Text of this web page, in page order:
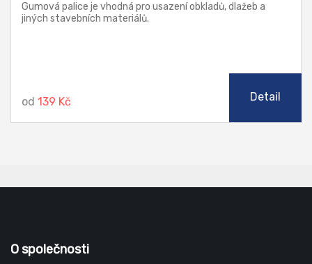
Gumová palice je vhodná pro usazení obkladů, dlažeb a
jiných stavebních materiálů.
od 139 Kč Detail
O společnosti